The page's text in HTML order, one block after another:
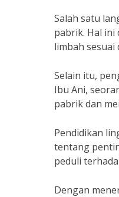
Salah satu
pabrik. Hal ini
limbah sesuai
Selain itu,
Ibu Ani,
pabrik dan
Pendidikan
tentang
peduli
Dengan